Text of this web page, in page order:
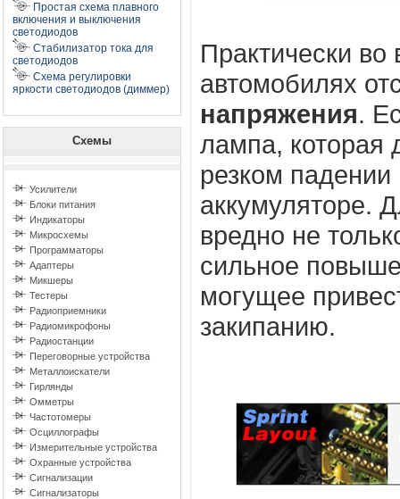
Простая схема плавного
включения и выключения
светодиодов
Стабилизатор тока для
светодиодов
Схема регулировки
яркости светодиодов (диммер)
Схемы
Усилители
Блоки питания
Индикаторы
Микросхемы
Программаторы
Адаптеры
Микшеры
Тестеры
Радиоприемники
Радиомикрофоны
Радиостанции
Переговорные устройства
Металлоискатели
Гирлянды
Омметры
Частотомеры
Осциллографы
Измерительные устройства
Охранные устройства
Сигнализации
Сигнализаторы
Практически
автомобилях
напряжения.
лампа, которая
резком
аккумуляторе.
вредно не
сильное
могущее
закипанию.